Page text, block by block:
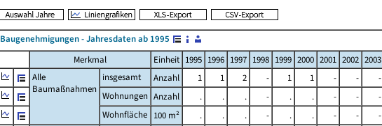
Baugenehmigungen - Jahresdaten ab 1995
Merkmal
Einheit 1995 1996 1997 1998 1999 2000 2001 2002 2003
Alle
Baumaßnahmen
insgesamt Anzahl 1 1 2 - 1 1 - - -
Wohnungen Anzahl . . . - . . - - -
Wohnfläche 100 m² . . . - . . - - -